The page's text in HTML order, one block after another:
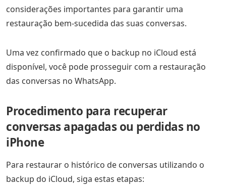
considerações importantes para garantir uma
restauração bem-sucedida das suas conversas.
Uma vez confirmado que o backup no iCloud está
disponível, você pode prosseguir com a restauração
das conversas no WhatsApp.
Procedimento para recuperar
conversas apagadas ou perdidas no
iPhone
Para restaurar o histórico de conversas utilizando o
backup do iCloud, siga estas etapas: